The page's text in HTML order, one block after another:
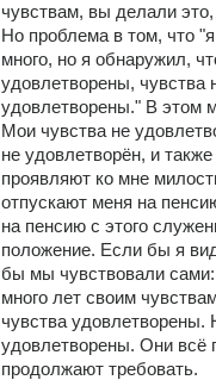
чувствам, вы делали это,
Но проблема в том, что
много, но я обнаружил,
удовлетворены, чувства
удовлетворены." В этом
Мои чувства не
не удовлетворён, и
проявляют ко мне
отпускают меня на
на пенсию с этого
положение. Если бы я
бы мы чувствовали
много лет своим
чувства удовлетворены.
удовлетворены. Они всё
продолжают требовать.